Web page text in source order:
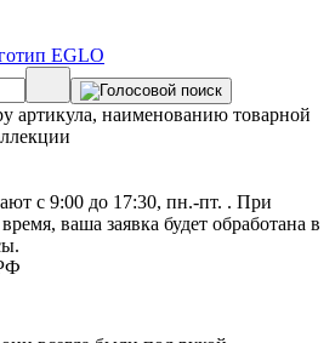
артикула, наименованию товарной
с 9:00 до 17:30, пн.-пт. . При
ваша заявка будет обработана в